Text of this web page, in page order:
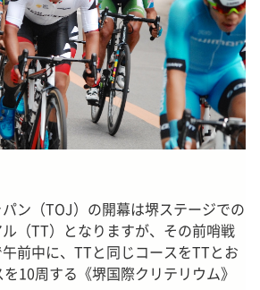
ン（TOJ）の開幕は堺ステージでの
（TT）となりますが、その前哨戦
前中に、TTと同じコースをTTとお
10周する《堺国際クリテリウム》